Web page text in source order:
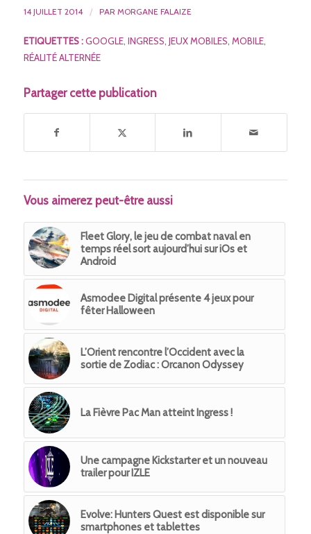
14 JUILLET 2014 / PAR MORGANE FALAIZE
ETIQUETTES : GOOGLE, INGRESS, JEUX MOBILES, MOBILE,
RÉALITÉ ALTERNÉE
Partager cette publication
Vous aimerez peut-être aussi
Fleet Glory, le jeu de combat naval en
temps réel sort aujourd’hui sur iOs et
Android
Asmodee Digital présente 4 jeux pour
fêter Halloween
L’Orient rencontre l’Occident avec la
sortie de Zodiac : Orcanon Odyssey
La Fièvre Pac Man atteint Ingress !
Une campagne Kickstarter et un nouveau
trailer pour IZLE
Evolve: Hunters Quest est disponible sur
smartphones et tablettes